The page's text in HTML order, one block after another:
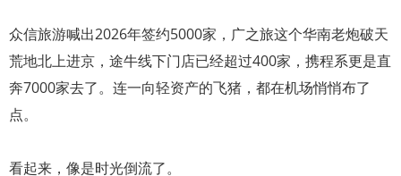
众信旅游喊出2026年签约5000家，广之旅这个华南老炮破天
荒地北上进京，途牛线下门店已经超过400家，携程系更是直
奔7000家去了。连一向轻资产的飞猪，都在机场悄悄布了
点。
看起来，像是时光倒流了。